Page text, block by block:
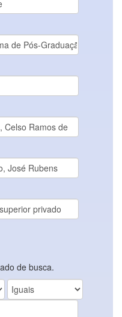
de busca.